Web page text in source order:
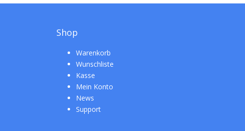
Shop
Warenkorb
Wunschliste
Kasse
Mein Konto
News
Support